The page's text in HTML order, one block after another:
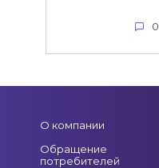
0
О компании
Обращение
потребителей